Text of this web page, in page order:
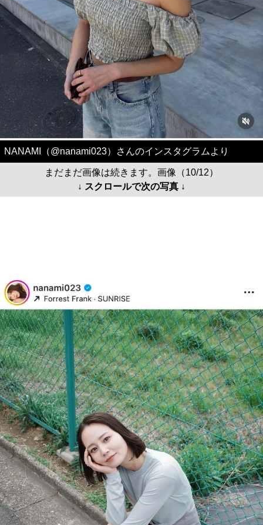
NANAMI（@nanami023）さんのインスタグラムより
まだまだ画像は続きます。画像（10/12）
↓ スクロールで次の写真 ↓